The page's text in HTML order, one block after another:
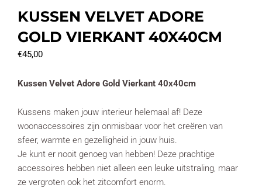
KUSSEN VELVET ADORE
GOLD VIERKANT 40X40CM
€45,00
Kussen Velvet Adore Gold Vierkant 40x40cm
Kussens maken jouw interieur helemaal af! Deze
woonaccessoires zijn onmisbaar voor het creëren van
sfeer, warmte en gezelligheid in jouw huis.
Je kunt er nooit genoeg van hebben! Deze prachtige
accessoires hebben niet alleen een leuke uitstraling, maar
ze vergroten ook het zitcomfort enorm.